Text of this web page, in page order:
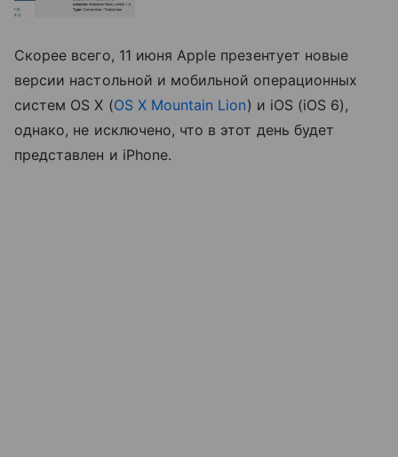
Скорее всего, 11 июня Apple презентует новые
версии настольной и мобильной операционных
систем OS X (OS X Mountain Lion) и iOS (iOS 6),
однако, не исключено, что в этот день будет
представлен и iPhone.